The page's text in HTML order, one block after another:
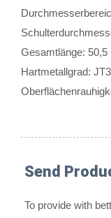
Gesamtlänge: 50,5
Hartmetallgrad: